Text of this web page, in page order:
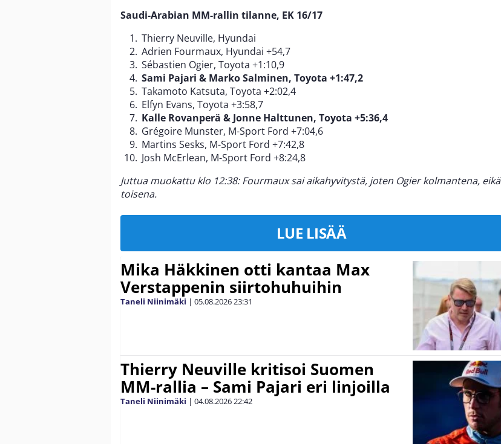
Saudi-Arabian MM-rallin tilanne, EK 16/17
Thierry Neuville, Hyundai
Adrien Fourmaux, Hyundai +54,7
Sébastien Ogier, Toyota +1:10,9
Sami Pajari & Marko Salminen, Toyota +1:47,2
Takamoto Katsuta, Toyota +2:02,4
Elfyn Evans, Toyota +3:58,7
Kalle Rovanperä & Jonne Halttunen, Toyota +5:36,4
Grégoire Munster, M-Sport Ford +7:04,6
Martins Sesks, M-Sport Ford +7:42,8
Josh McErlean, M-Sport Ford +8:24,8
Juttua muokattu klo 12:38: Fourmaux sai aikahyvitystä, joten Ogier kolmantena, eikä
toisena.
LUE LISÄÄ
Mika Häkkinen otti kantaa Max
Verstappenin siirtohuhuihin
Taneli Niinimäki | 05.08.202623:31
Thierry Neuville kritisoi Suomen
MM-rallia – Sami Pajari eri linjoilla
Taneli Niinimäki | 04.08.202622:42